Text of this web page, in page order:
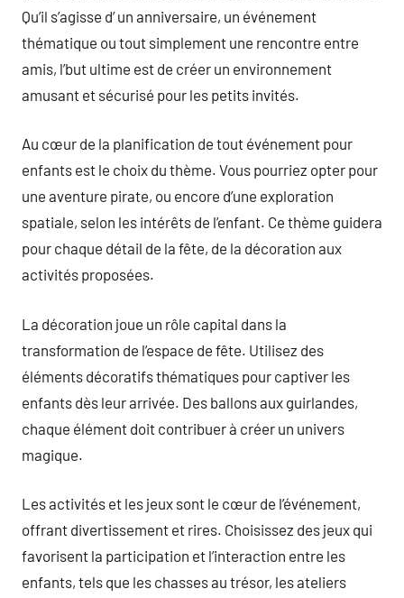
Qu’il s’agisse d’ un anniversaire, un événement
thématique ou tout simplement une rencontre entre
amis, l’but ultime est de créer un environnement
amusant et sécurisé pour les petits invités.
Au cœur de la planification de tout événement pour
enfants est le choix du thème. Vous pourriez opter pour
une aventure pirate, ou encore d’une exploration
spatiale, selon les intérêts de l’enfant. Ce thème guidera
pour chaque détail de la fête, de la décoration aux
activités proposées.
La décoration joue un rôle capital dans la
transformation de l’espace de fête. Utilisez des
éléments décoratifs thématiques pour captiver les
enfants dès leur arrivée. Des ballons aux guirlandes,
chaque élément doit contribuer à créer un univers
magique.
Les activités et les jeux sont le cœur de l’événement,
offrant divertissement et rires. Choisissez des jeux qui
favorisent la participation et l’interaction entre les
enfants, tels que les chasses au trésor, les ateliers